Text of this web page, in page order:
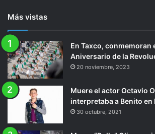
Más vistas
En Taxco, conmemoran
Aniversario de la
20 noviembre, 2023
Muere el actor Octavio
interpretaba a Benito en
30 octubre, 2021